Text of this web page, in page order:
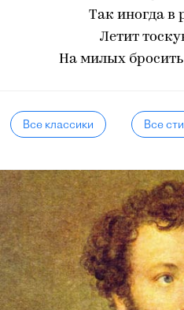
Так иногда в
Летит
На милых
Все классики Все